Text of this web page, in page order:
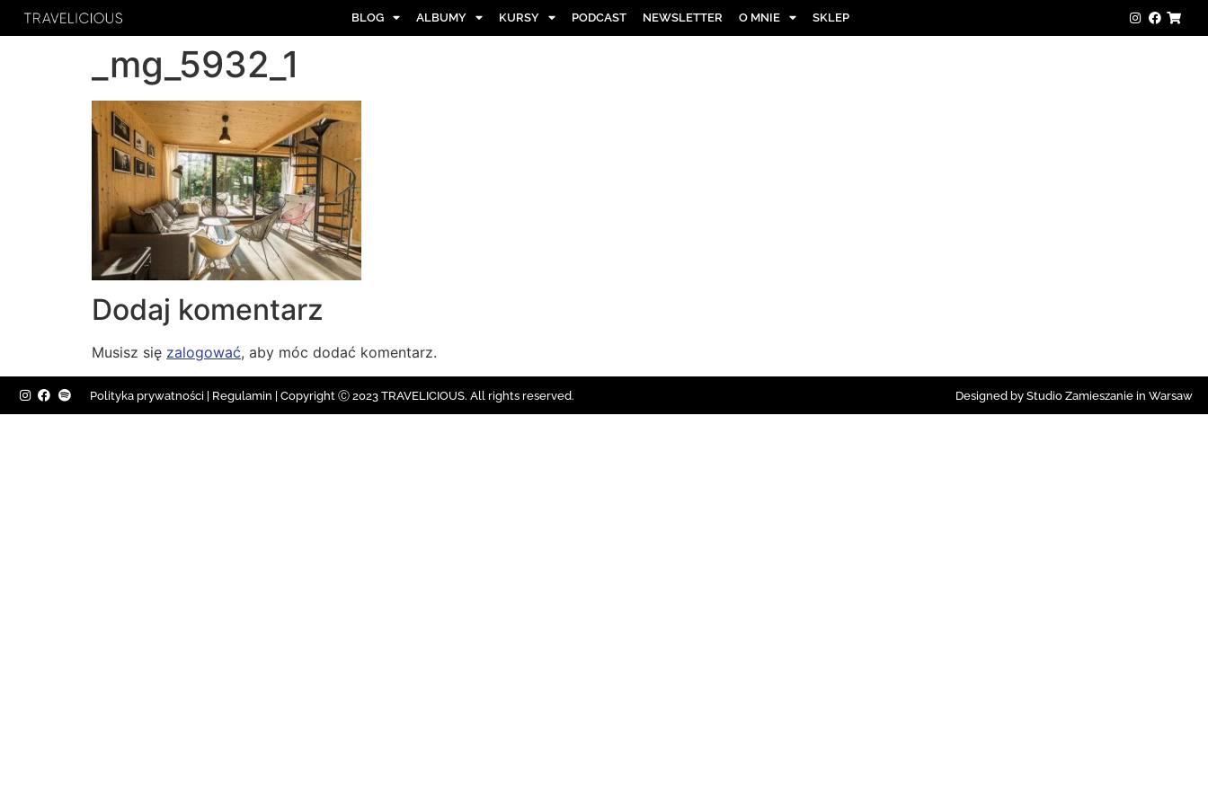
BLOG ALBUMY KURSY PODCAST NEWSLETTER O MNIE SKLEP
_mg_5932_1
Dodaj komentarz
Musisz się zalogować, aby móc dodać komentarz.
Polityka prywatności Regulamin | Copyright Ⓒ 2023 TRAVELICIOUS. All rights reserved. Designed by Studio Zamieszanie in Warsaw